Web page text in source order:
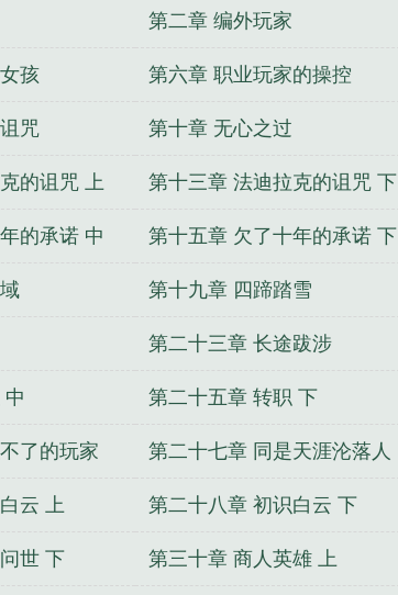
第二章 编外玩家
孩 第六章 职业玩家的操控
咒 第十章 无心之过
的诅咒 上 第十三章 法迪拉克的诅咒 下
的承诺 中 第十五章 欠了十年的承诺 下
第十九章 四蹄踏雪
第二十三章 长途跋涉
第二十五章 转职 下
了的玩家 第二十七章 同是天涯沦落人
上
云 上 第二十八章 初识白云 下
世 下 第三十章 商人英雄 上